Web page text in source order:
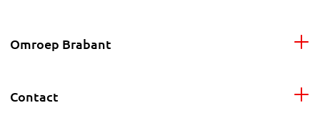
Omroep Brabant
Contact